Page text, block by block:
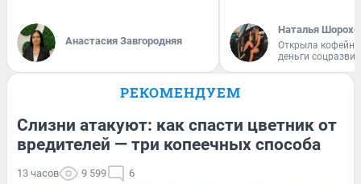
Анастасия Завгородняя
Наталья
Открыла
деньги
РЕКОМЕНДУЕМ
Слизни атакуют: как спасти цветник от
вредителей — три копеечных способа
13 часов 9 599 6